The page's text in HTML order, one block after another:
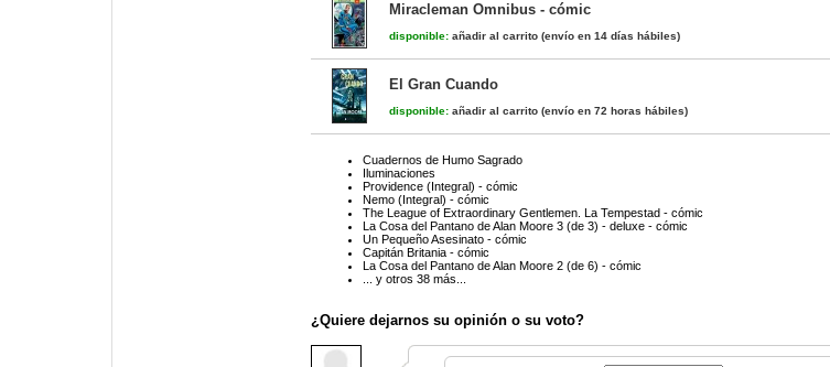
Miracleman Omnibus - cómic
disponible: añadir al carrito (envío en 14 días hábiles)
El Gran Cuando
disponible: añadir al carrito (envío en 72 horas hábiles)
Cuadernos de Humo Sagrado
Iluminaciones
Providence (Integral) - cómic
Nemo (Integral) - cómic
The League of Extraordinary Gentlemen. La Tempestad - cómic
La Cosa del Pantano de Alan Moore 3 (de 3) - deluxe - cómic
Un Pequeño Asesinato - cómic
Capitán Britania - cómic
La Cosa del Pantano de Alan Moore 2 (de 6) - cómic
... y otros 38 más...
¿Quiere dejarnos su opinión o su voto?